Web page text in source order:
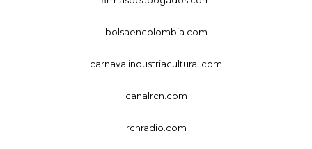
bolsaencolombia.com
carnavalindustriacultural.com
canalrcn.com
rcnradio.com